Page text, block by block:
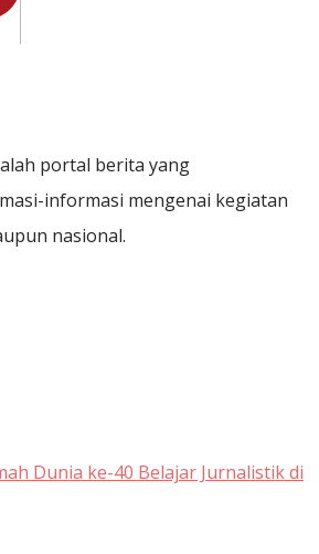
portal berita yang
informasi mengenai kegiatan
nasional.